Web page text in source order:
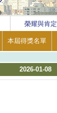
榮耀與肯定
本屆得獎名單
2026-01-08